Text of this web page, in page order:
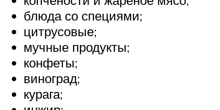
блюда со специями;
цитрусовые;
мучные продукты;
конфеты;
виноград;
курага;